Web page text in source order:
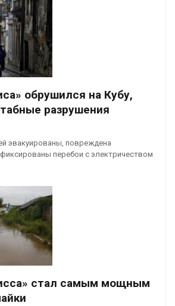
обрушился на Кубу,
разрушения
эвакуированы, повреждена
перебои с электричеством
стал самым мощным